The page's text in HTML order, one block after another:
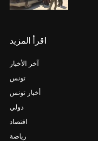
اقرأ المزيد
آخر الأخبار
تونس
أخبار تونس
دولي
اقتصاد
رياضة